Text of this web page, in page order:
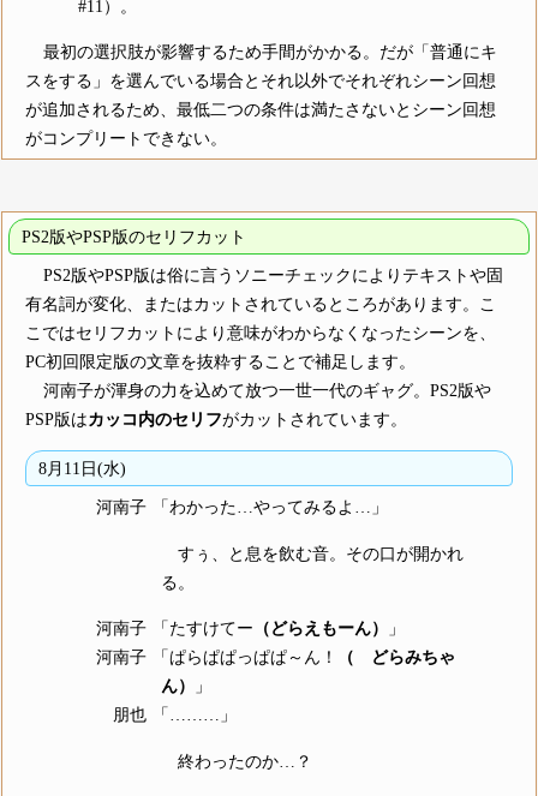
#11）。
最初の選択肢が影響するため手間がかかる。だが「普通にキ
スをする」を選んでいる場合とそれ以外でそれぞれシーン回想
が追加されるため、最低二つの条件は満たさないとシーン回想
がコンプリートできない。
PS2版やPSP版のセリフカット
PS2版やPSP版は俗に言うソニーチェックによりテキストや固
有名詞が変化、またはカットされているところがあります。こ
こではセリフカットにより意味がわからなくなったシーンを、
PC初回限定版の文章を抜粋することで補足します。
河南子が渾身の力を込めて放つ一世一代のギャグ。PS2版や
PSP版はカッコ内のセリフがカットされています。
8月11日(水)
河南子
「わかった…やってみるよ…」
すぅ、と息を飲む音。その口が開かれ
る。
河南子 「たすけてー （どらえもーん）
」
河南子
「ぱらぱぱっぱぱ～ん！
（ どらみちゃ
ん）
」
朋也
「………」
終わったのか…？